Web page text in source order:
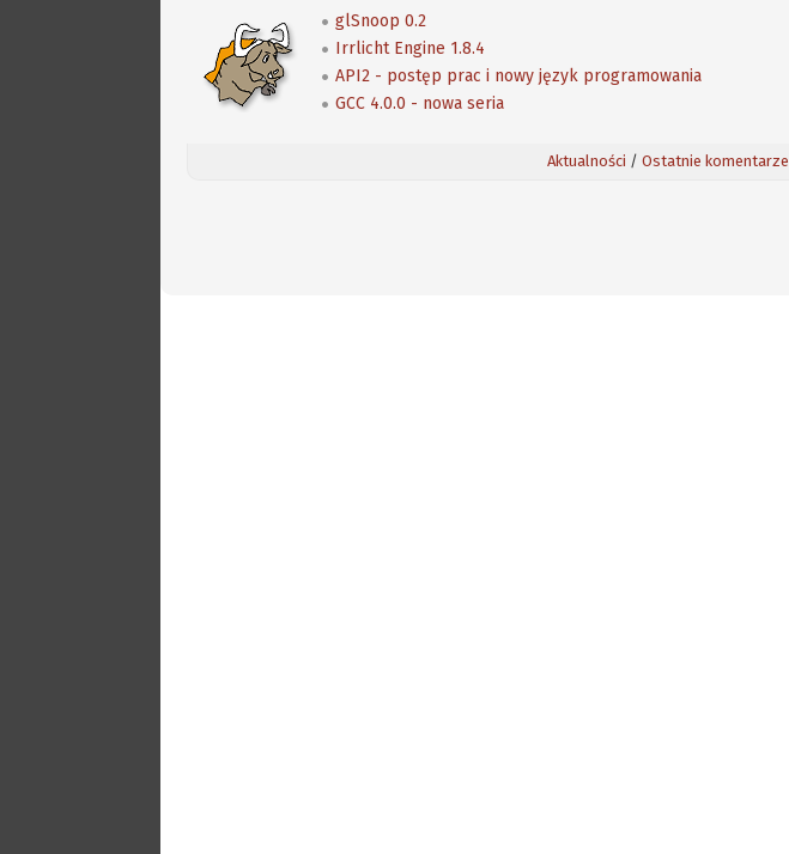
glSnoop 0.2
Irrlicht Engine 1.8.4
API2 - postęp prac i nowy język programowania
GCC 4.0.0 - nowa seria
Aktualności / Ostatnie komentarze